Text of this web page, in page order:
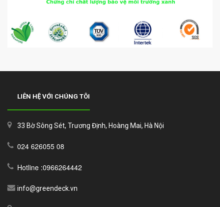
LIÊN HỆ VỚI CHÚNG TÔI
33 Bờ Sông Sét, Trương Định, Hoàng Mai, Hà Nội
024 626055 08
Hotline :0966264442
info@greendeck.vn